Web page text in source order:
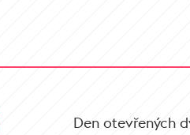
Den otevřených